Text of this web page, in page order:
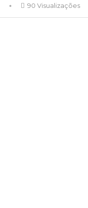
90 Visualizações